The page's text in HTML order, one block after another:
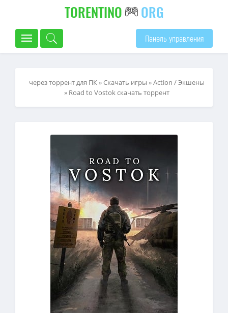
TORENTINO ORG
Панель управления
через торрент для ПК»Скачать игры »Action / Экшены
» Road to Vostok скачать торрент